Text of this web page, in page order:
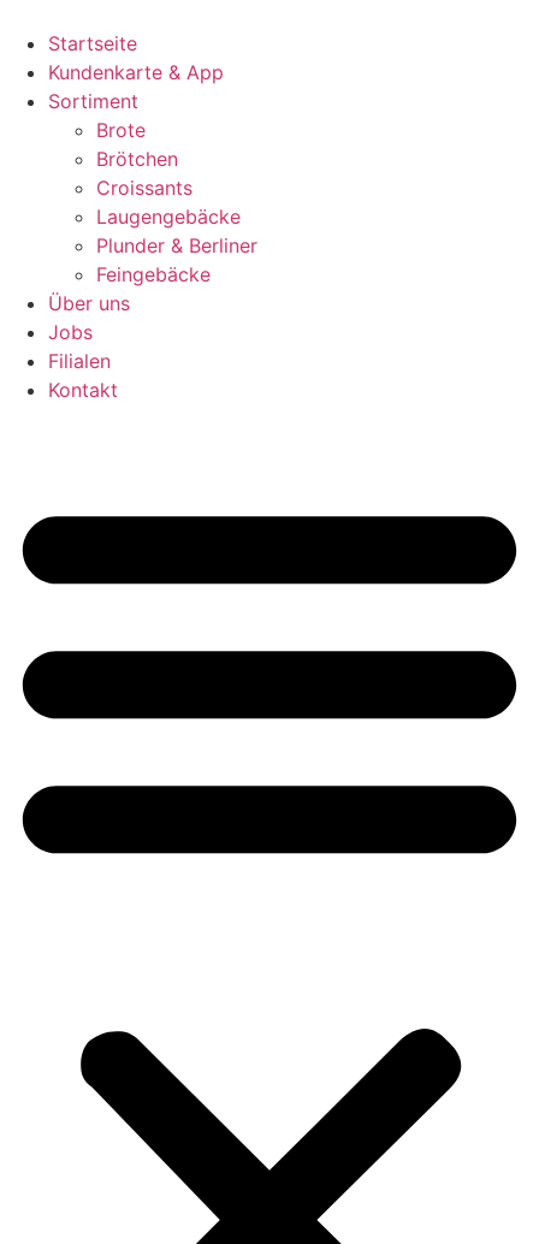
Inhalt
springen
Startseite
Kundenkarte & App
Sortiment
Brote
Brötchen
Croissants
Laugengebäcke
Plunder & Berliner
Feingebäcke
Über uns
Jobs
Filialen
Kontakt